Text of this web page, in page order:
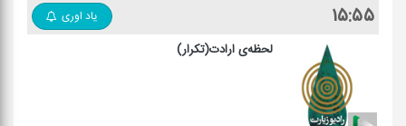
۱۵:۵۵ یاد اوری
لحظه‌ی ارادت(تکرار)